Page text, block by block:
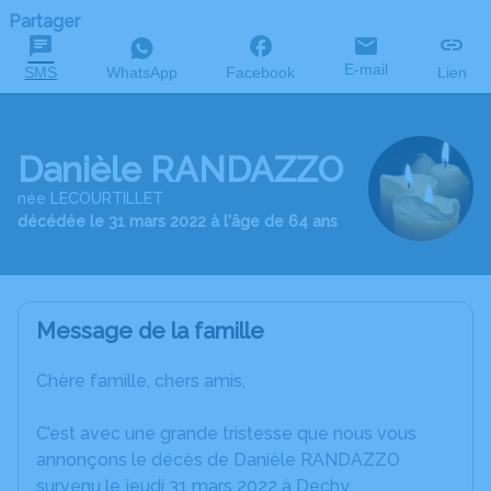
Partager
SMS WhatsApp Facebook E-mail Lien
Danièle RANDAZZO
née LECOURTILLET
décédée le 31 mars 2022 à l'âge de 64 ans
Message de la famille
Chère famille, chers amis,
C’est avec une grande tristesse que nous vous
annonçons le décès de Danièle RANDAZZO
survenu le jeudi 31 mars 2022 à Dechy.